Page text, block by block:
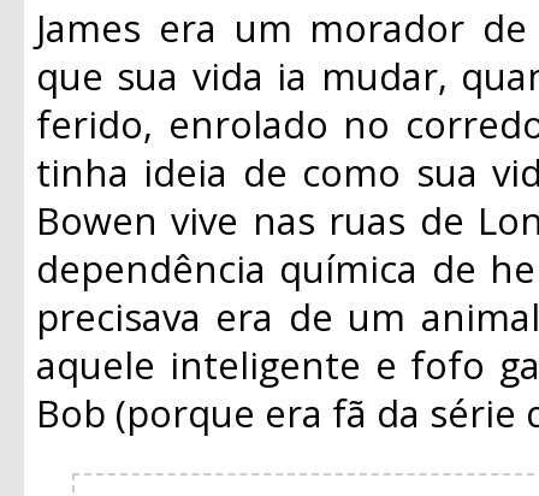
James era um morador
que sua vida ia mudar,
ferido, enrolado no
tinha ideia de como sua
Bowen vive nas ruas de
dependência química de
precisava era de um
aquele inteligente e fofo
Bob (porque era fã da série